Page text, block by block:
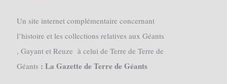
Un site internet complémentaire concernant
l’histoire et les collections relatives aux Géants
, Gayant et Reuze à celui de Terre de Terre de
Géants : La Gazette de Terre de Géants